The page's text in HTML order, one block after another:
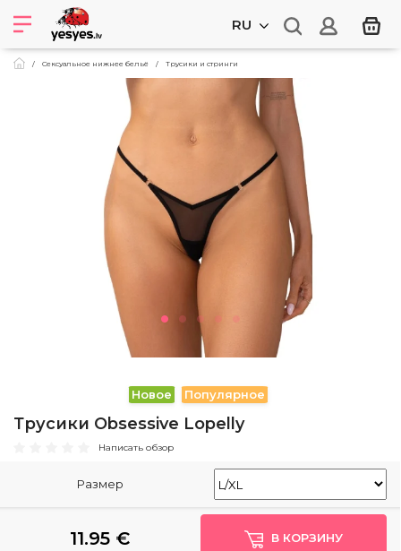
RU
Сексуальное нижнее бельё Трусики и стринги
Новое Популярное
Трусики Obsessive Lopelly
Написать обзор
Размер
11.95 € В КОРЗИНУ